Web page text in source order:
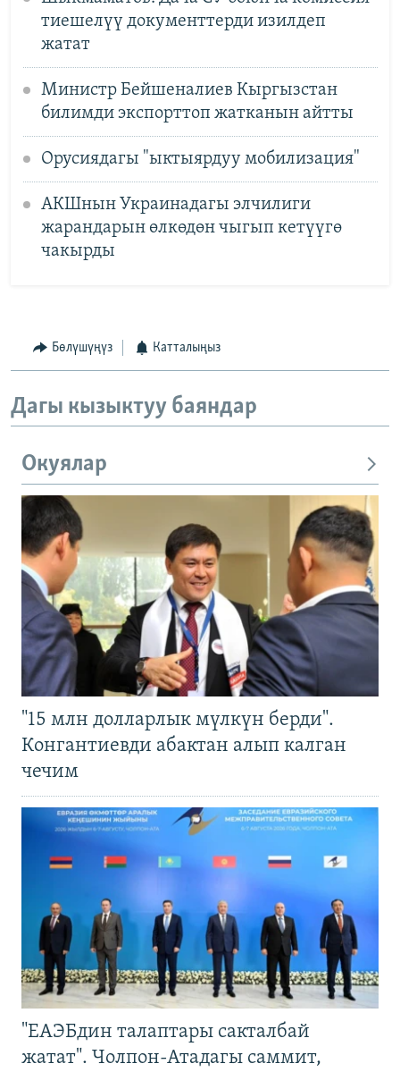
тиешелүү документтерди изилдеп
жатат
Министр Бейшеналиев Кыргызстан
билимди экспорттоп жатканын айтты
Орусиядагы "ыктыярдуу мобилизация"
АКШнын Украинадагы элчилиги
жарандарын өлкөдөн чыгып кетүүгө
чакырды
Бөлүшүңүз Катталыңыз
Дагы кызыктуу баяндар
Окуялар
"15 млн долларлык мүлкүн берди".
Конгантиевди абактан алып калган
чечим
"ЕАЭБдин талаптары сакталбай
жатат". Чолпон-Атадагы саммит,